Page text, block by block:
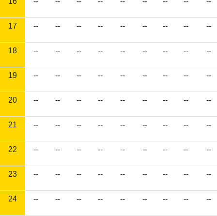
17 -- -- -- -- -- -- -- -- --
18 -- -- -- -- -- -- -- -- --
19 -- -- -- -- -- -- -- -- --
20 -- -- -- -- -- -- -- -- --
21 -- -- -- -- -- -- -- -- --
22 -- -- -- -- -- -- -- -- --
23 -- -- -- -- -- -- -- -- --
24 -- -- -- -- -- -- -- -- --